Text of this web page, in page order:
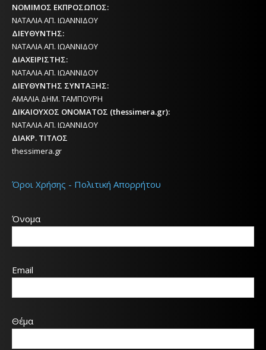
ΝΟΜΙΜΟΣ ΕΚΠΡΟΣΩΠΟΣ:
ΝΑΤΑΛΙΑ ΑΠ. ΙΩΑΝΝΙΔΟΥ
ΔΙΕΥΘΥΝΤΗΣ:
ΝΑΤΑΛΙΑ ΑΠ. ΙΩΑΝΝΙΔΟΥ
ΔΙΑΧΕΙΡΙΣΤΗΣ:
ΝΑΤΑΛΙΑ ΑΠ. ΙΩΑΝΝΙΔΟΥ
ΔΙΕΥΘΥΝΤΗΣ ΣΥΝΤΑΞΗΣ:
ΑΜΑΛΙΑ ΔΗΜ. ΤΑΜΠΟΥΡΗ
ΔΙΚΑΙΟΥΧΟΣ ΟΝΟΜΑΤΟΣ (thessimera.gr):
ΝΑΤΑΛΙΑ ΑΠ. ΙΩΑΝΝΙΔΟΥ
ΔΙΑΚΡ. ΤΙΤΛΟΣ
thessimera.gr
Όροι Χρήσης - Πολιτική Απορρήτου
Όνομα
Email
Θέμα